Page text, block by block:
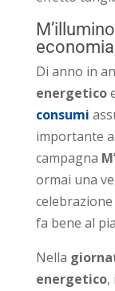
Di anno in
energetico
consumi
importante
campagna
ormai una
fa bene al
Nella
energetico,